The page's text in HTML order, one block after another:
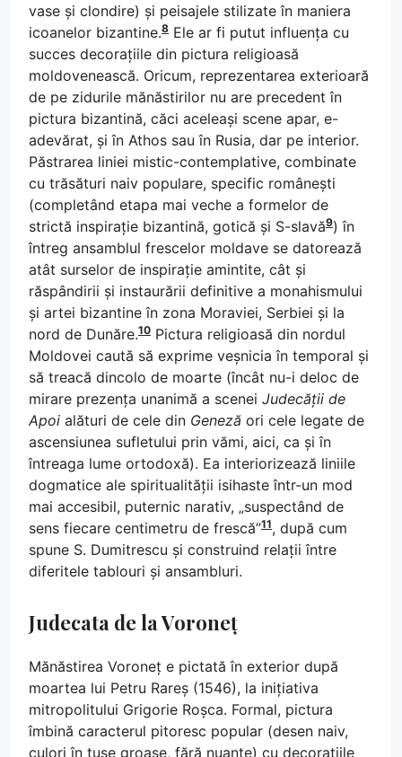
vase și clondire) și peisajele stilizate în maniera
icoanelor bizantine.8 Ele ar fi putut influența cu
succes decorațiile din pictura religioasă
moldovenească. Oricum, reprezentarea exterioară
de pe zidurile mănăstirilor nu are precedent în
pictura bizantină, căci aceleași scene apar, e-
adevărat, și în Athos sau în Rusia, dar pe interior.
Păstrarea liniei mistic-contemplative, combinate
cu trăsături naiv populare, specific românești
(completând etapa mai veche a formelor de
strictă inspirație bizantină, gotică și S-slavă9) în
întreg ansamblul frescelor moldave se datorează
atât surselor de inspirație amintite, cât și
răspândirii și instaurării definitive a monahismului
și artei bizantine în zona Moraviei, Serbiei și la
nord de Dunăre.10 Pictura religioasă din nordul
Moldovei caută să exprime veșnicia în temporal și
să treacă dincolo de moarte (încât nu-i deloc de
mirare prezența unanimă a scenei Judecății de
Apoi alături de cele din Geneză ori cele legate de
ascensiunea sufletului prin vămi, aici, ca și în
întreaga lume ortodoxă). Ea interiorizează liniile
dogmatice ale spiritualității isihaste într-un mod
mai accesibil, puternic narativ, „suspectând de
sens fiecare centimetru de frescă”11, după cum
spune S. Dumitrescu și construind relații între
diferitele tablouri și ansambluri.
Judecata de la Voroneț
Mănăstirea Voroneț e pictată în exterior după
moartea lui Petru Rareș (1546), la inițiativa
mitropolitului Grigorie Roșca. Formal, pictura
îmbină caracterul pitoresc popular (desen naiv,
culori în tușe groase, fără nuanțe) cu decorațiile